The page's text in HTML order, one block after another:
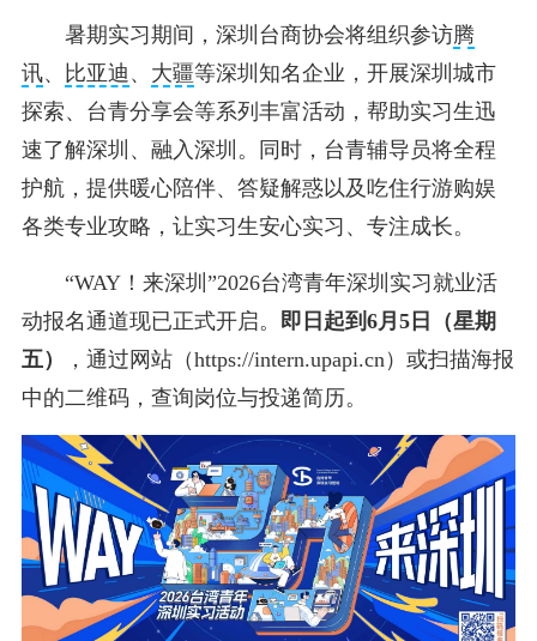
暑期实习期间，深圳台商协会将组织参访腾
讯、 比亚迪 、 大疆等深圳知名企业，开展深圳城市
探索、台青分享会等系列丰富活动，帮助实习生迅
速了解深圳、融入深圳。同时，台青辅导员将全程
护航，提供暖心陪伴、答疑解惑以及吃住行游购娱
各类专业攻略，让实习生安心实习、专注成长。
“WAY！来深圳”2026台湾青年深圳实习就业活
动报名通道现已正式开启。 即日起到6月5日（星期
五）
，通过网站（https://intern.upapi.cn）或扫描海报
中的二维码，查询岗位与投递简历。